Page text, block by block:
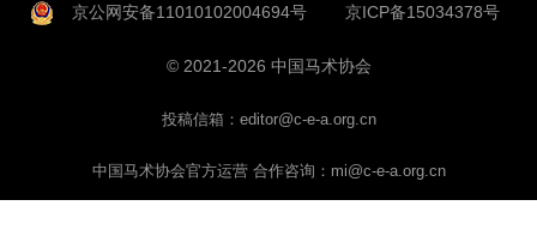
京公网安备11010102004694号 京ICP备15034378号
© 2021-2026 中国马术协会
投稿信箱：editor@c-e-a.org.cn
中国马术协会官方运营 合作咨询：mi@c-e-a.org.cn